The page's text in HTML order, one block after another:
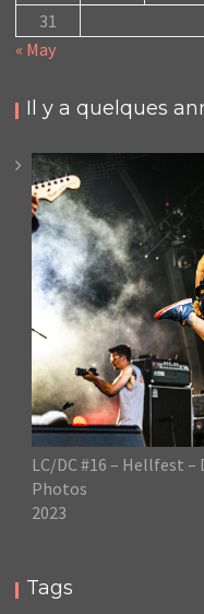
31
« May
Il y a quelques
LC/DC #16 – Hellfest
Photos
2023
Tags